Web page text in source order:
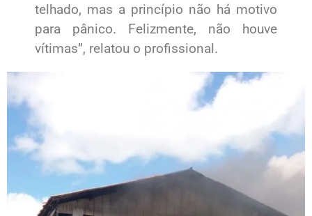
telhado, mas a princípio não há motivo
para pânico. Felizmente, não houve
vítimas”, relatou o profissional.